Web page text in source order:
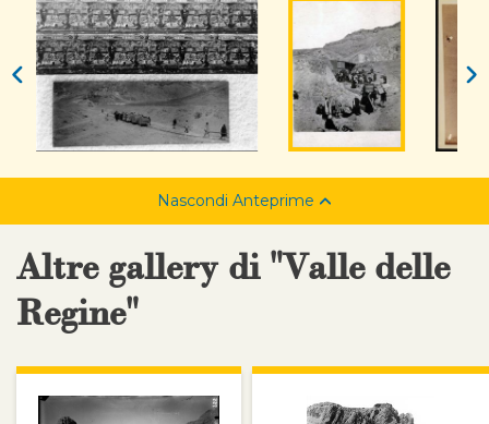
Nascondi Anteprime
Altre gallery di "Valle delle
Regine"